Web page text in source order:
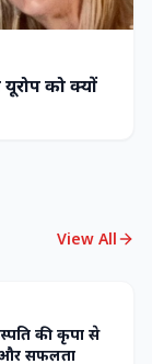
यूरोप को क्यों
View All
की कृपा से
और सफलता